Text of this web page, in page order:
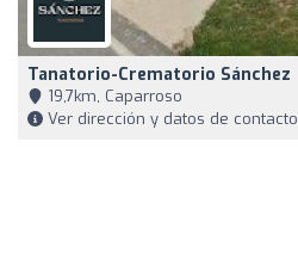
Tanatorio-Crematorio Sánchez
19,7km, Caparroso
Ver dirección y datos de contacto